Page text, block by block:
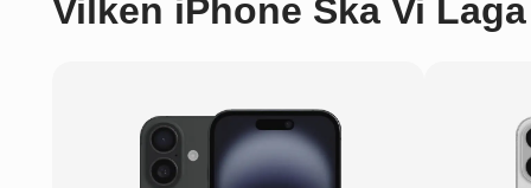
Vilken iPhone Ska Vi